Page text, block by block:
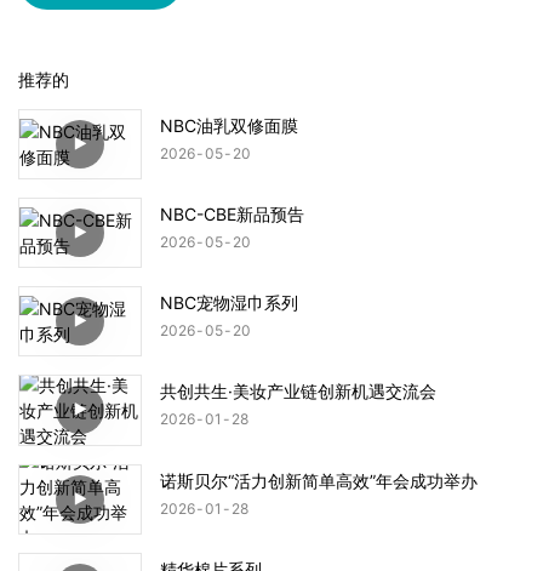
推荐的
NBC油乳双修面膜
2026 05 20
NBC-CBE新品预告
2026 05 20
NBC宠物湿巾系列
2026 05 20
共创共生·美妆产业链创新机遇交流会
2026 01 28
诺斯贝尔“活力创新简单高效”年会成功举办
2026 01 28